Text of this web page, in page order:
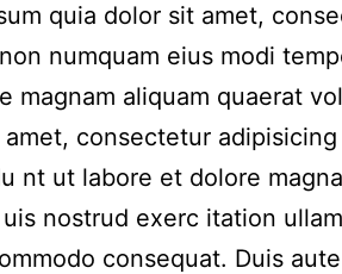
quia dolor sit amet,
numquam eius modi
magnam aliquam quaerat
consectetur
nt ut labore et dolore
nostrud exerc itation
consequat. Duis